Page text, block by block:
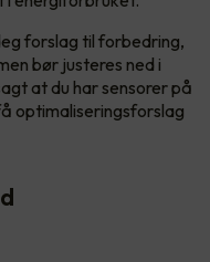
forslag til forbedring,
bør justeres ned i
at du har sensorer på
optimaliseringsforslag